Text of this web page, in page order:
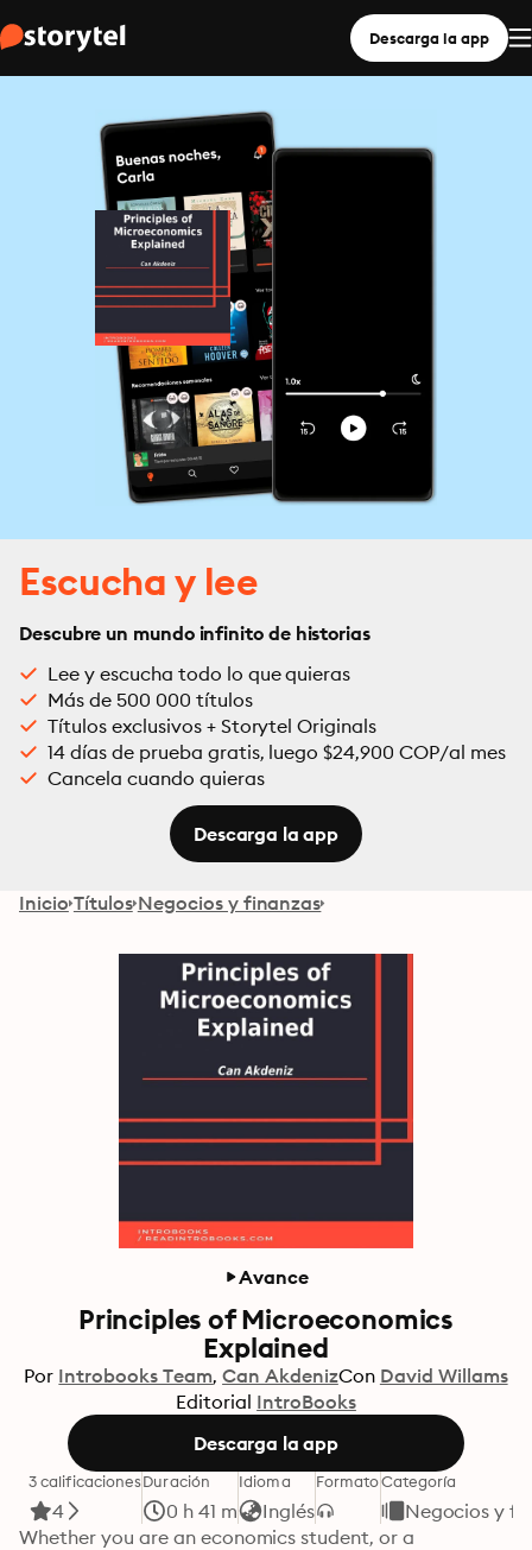
Descarga la app
Escucha y lee
Descubre un mundo infinito de historias
Lee y escucha todo lo que quieras
Más de 500 000 títulos
Títulos exclusivos + Storytel Originals
14 días de prueba gratis, luego $24,900 COP/al mes
Cancela cuando quieras
Descarga la app
Inicio Títulos Negocios y finanzas
Avance
Principles of Microeconomics
Explained
Por Introbooks Team Can AkdenizCon David Willams
Editorial IntroBooks
Descarga la app
3 calificaciones
4
Duración
0 h 41 m
Idioma
Inglés
FormatoCategoría
Negocios y
Whether you are an economics student, or a